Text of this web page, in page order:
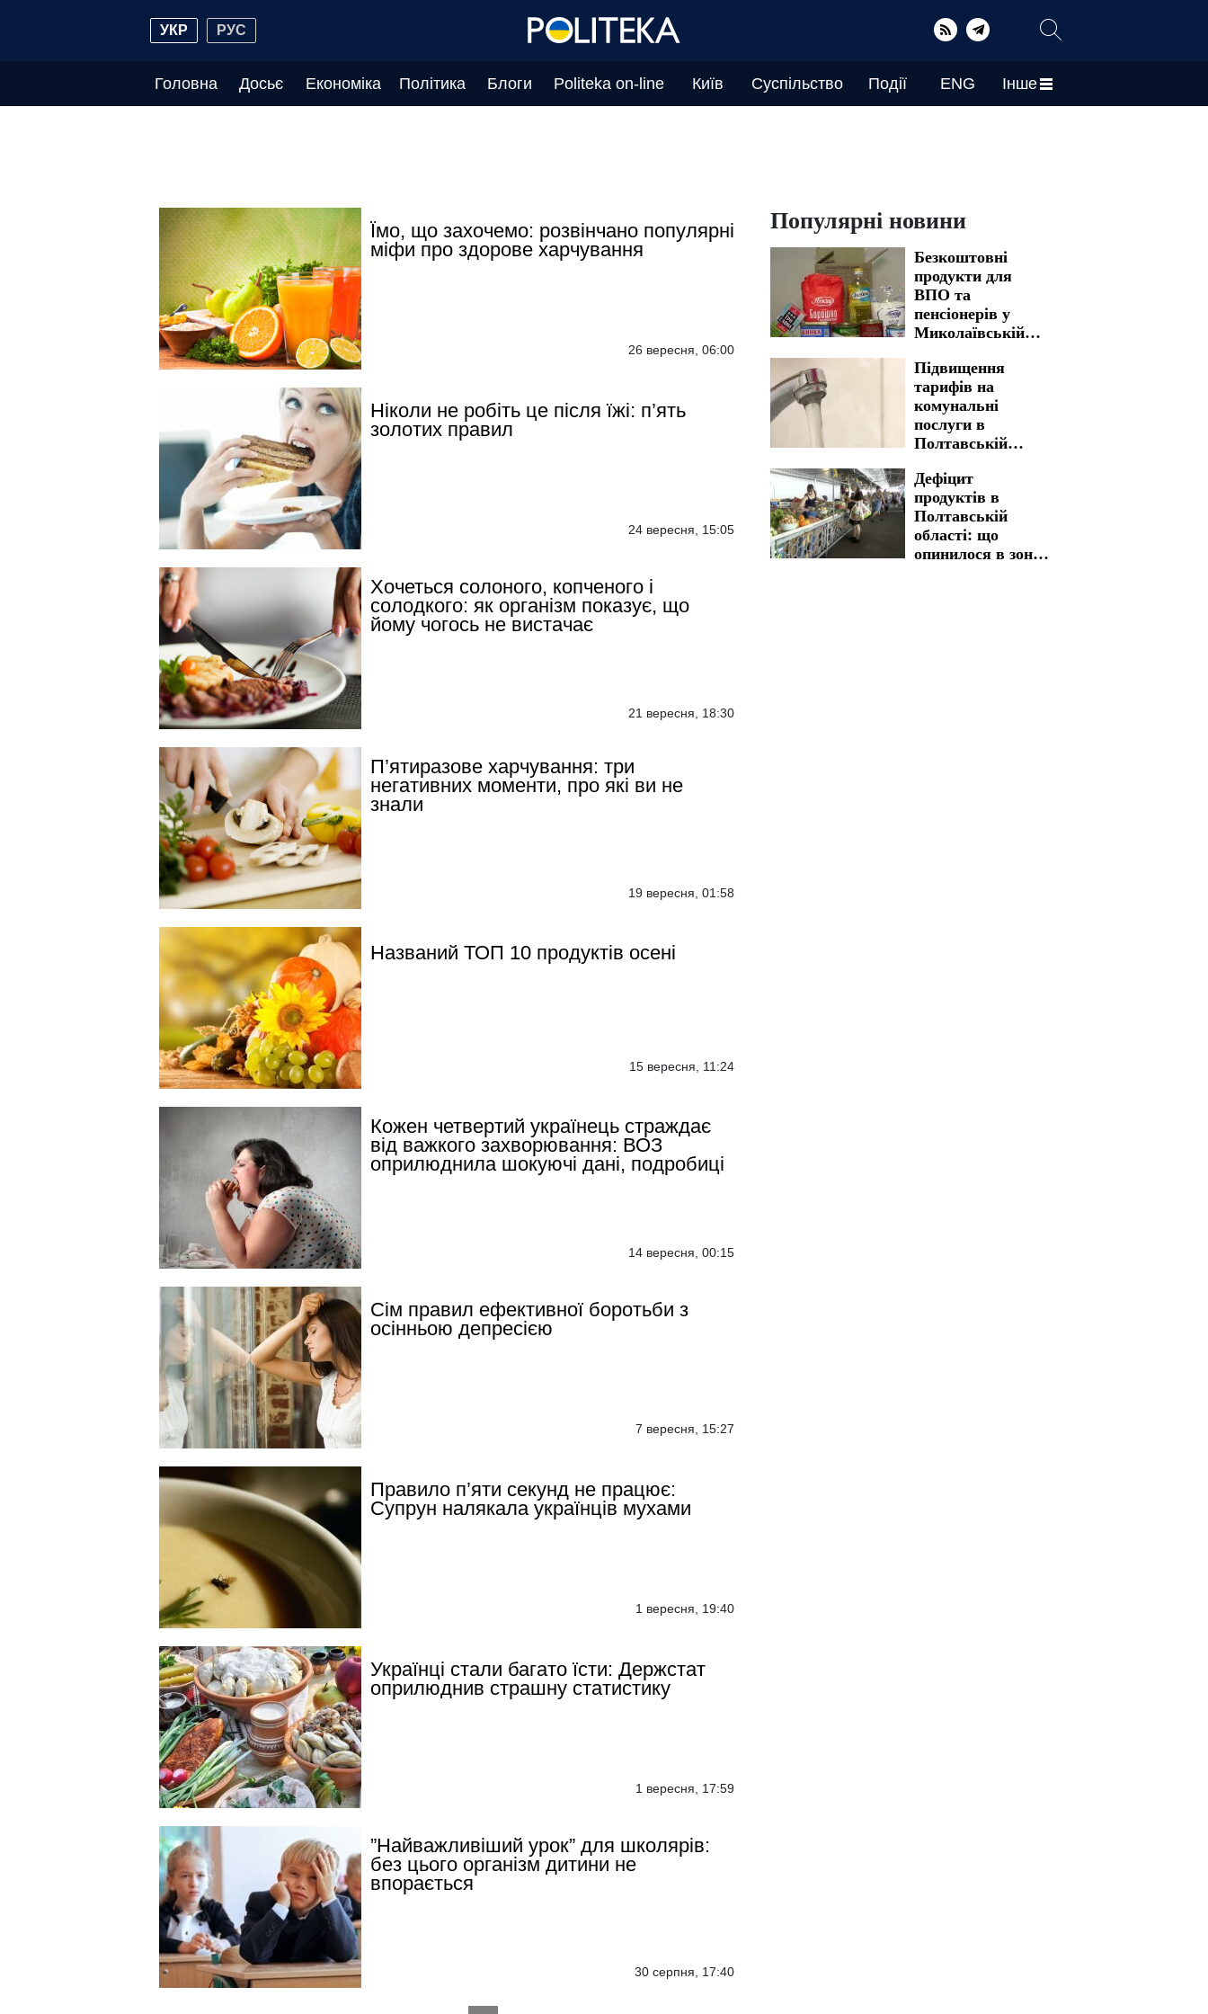
УКР РУС
Головна Досьє Економіка Політика Блоги Politeka on-line Київ Суспільство Події ENG Інше
Їмо, що захочемо: розвінчано популярні
міфи про здорове харчування
26 вересня, 06:00
Ніколи не робіть це після їжі: п’ять
золотих правил
24 вересня, 15:05
Хочеться солоного, копченого і
солодкого: як організм показує, що
йому чогось не вистачає
21 вересня, 18:30
П’ятиразове харчування: три
негативних моменти, про які ви не
знали
19 вересня, 01:58
Названий ТОП 10 продуктів осені
15 вересня, 11:24
Кожен четвертий українець страждає
від важкого захворювання: ВОЗ
оприлюднила шокуючі дані, подробиці
14 вересня, 00:15
Сім правил ефективної боротьби з
осінньою депресією
7 вересня, 15:27
Правило п’яти секунд не працює:
Супрун налякала українців мухами
1 вересня, 19:40
Українці стали багато їсти: Держстат
оприлюднив страшну статистику
1 вересня, 17:59
”Найважливіший урок” для школярів:
без цього організм дитини не
впорається
30 серпня, 17:40
Популярні новини
Безкоштовні
продукти для
ВПО та
пенсіонерів у
Миколаївській
чином можна
отримати бажану
підтримку
Підвищення
тарифів на
комунальні
послуги в
Полтавській
вартістю
мешканці
стикнуться у
платіжках
Дефіцит
продуктів в
Полтавській
області: що
опинилося в зоні